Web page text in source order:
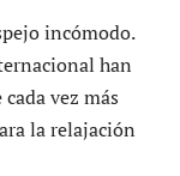
incómodo.
han
vez más
la relajación